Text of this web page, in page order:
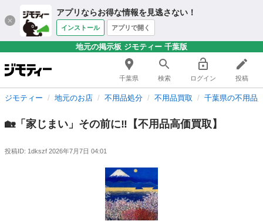
アプリならお得な情報を見逃さない！
インストール アプリで開く
地元の掲示板 ジモティー 千葉版
千葉県 検索 ログイン 投稿
ジモティー 地元のお店 不用品処分 不用品買取 千葉県の不用品
🏡「家じまい」その前に‼️【不用品高価買取】
投稿ID: 1dkszf 2026年7月7日 04:01